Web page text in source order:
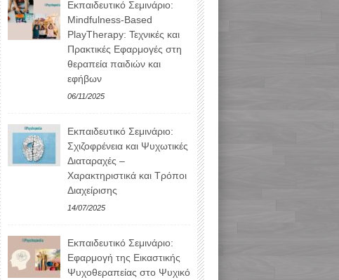
Εκπαιδευτικό Σεμινάριο:
Mindfulness-Based
PlayTherapy: Τεχνικές και
Πρακτικές Εφαρμογές στη
θεραπεία παιδιών και
εφήβων
06/11/2025
Εκπαιδευτικό Σεμινάριο:
Σχιζοφρένεια και Ψυχωτικές
Διαταραχές –
Χαρακτηριστικά και Τρόποι
Διαχείρισης
14/07/2025
Εκπαιδευτικό Σεμινάριο:
Εφαρμογή της Εικαστικής
Ψυχοθεραπείας στο Ψυχικό